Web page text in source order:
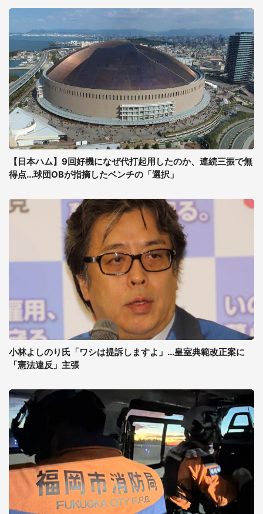
【日本ハム】9回好機になぜ代打起用したのか、連続三振で無
得点...球団OBが指摘したベンチの「選択」
小林よしのり氏「ワシは提訴しますよ」...皇室典範改正案に
「憲法違反」主張